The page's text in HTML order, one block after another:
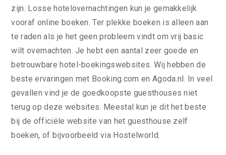
zijn. Losse hotelovernachtingen kun je gemakkelijk
vooraf online boeken. Ter plekke boeken is alleen aan
te raden als je het geen probleem vindt om vrij basic
wilt overnachten. Je hebt een aantal zeer goede en
betrouwbare hotel-boekingswebsites. Wij hebben de
beste ervaringen met Booking.com en Agoda.nl. In veel
gevallen vind je de goedkoopste guesthouses niet
terug op deze websites. Meestal kun je dit het beste
bij de officiële website van het guesthouse zelf
boeken, of bijvoorbeeld via Hostelworld.